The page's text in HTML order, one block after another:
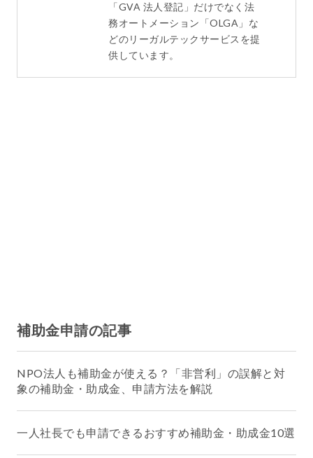
「GVA 法人登記」だけでなく法
務オートメーション「OLGA」な
どのリーガルテックサービスを提
供しています。
補助金申請の記事
NPO法人も補助金が使える？「非営利」の誤解と対
象の補助金・助成金、申請方法を解説
一人社長でも申請できるおすすめ補助金・助成金10選